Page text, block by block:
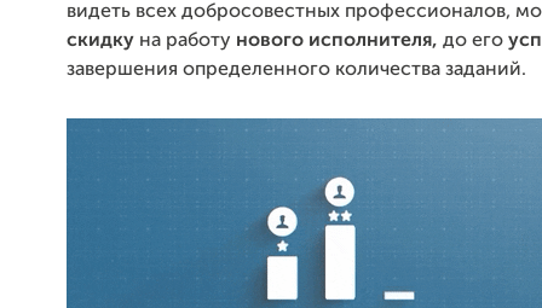
видеть всех добросовестных профессионалов,
скидку на работу нового исполнителя, до его
завершения определенного количества заданий.